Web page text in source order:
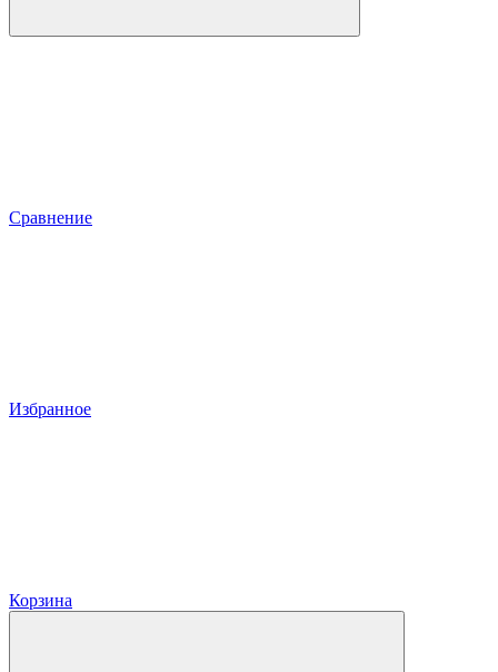
Сравнение
Избранное
Корзина